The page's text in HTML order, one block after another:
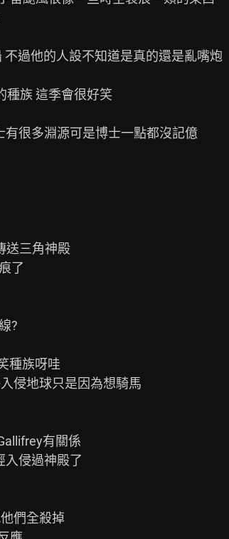
過他的人設不知道是真的還是亂嘴炮
種族 這季會很好笑
很多淵源可是博士一點都沒記億
送三角神殿
種族呀哇